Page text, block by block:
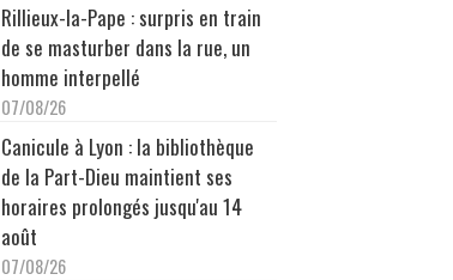
Rillieux-la-Pape : surpris en train
de se masturber dans la rue, un
homme interpellé
07/08/26
Canicule à Lyon : la bibliothèque
de la Part-Dieu maintient ses
horaires prolongés jusqu'au 14
août
07/08/26